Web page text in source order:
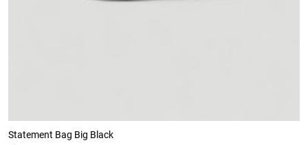
Statement Bag Big Black